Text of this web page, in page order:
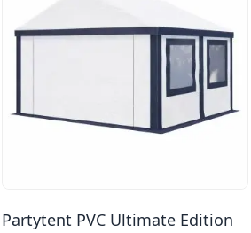
Partytent PVC Ultimate Edition